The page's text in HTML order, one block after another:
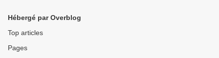
Hébergé par Overblog
Top articles
Pages